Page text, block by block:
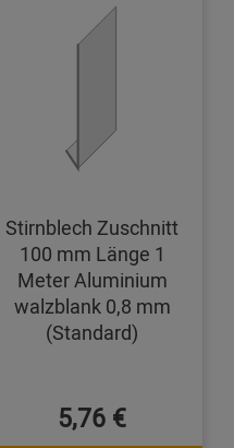
Stirnblech Zuschnitt
100 mm Länge 1
Meter Aluminium
walzblank 0,8 mm
(Standard)
5,76 €